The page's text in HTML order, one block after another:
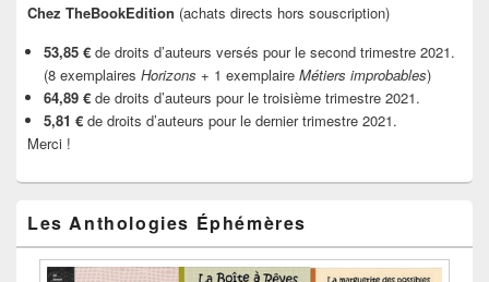
Chez TheBookEdition (achats directs hors souscription)
53,85 € de droits d’auteurs versés pour le second trimestre 2021.
(8 exemplaires Horizons + 1 exemplaire Métiers improbables)
64,89 € de droits d’auteurs pour le troisième trimestre 2021.
5,81 € de droits d’auteurs pour le dernier trimestre 2021.
Merci !
Les Anthologies Éphémères